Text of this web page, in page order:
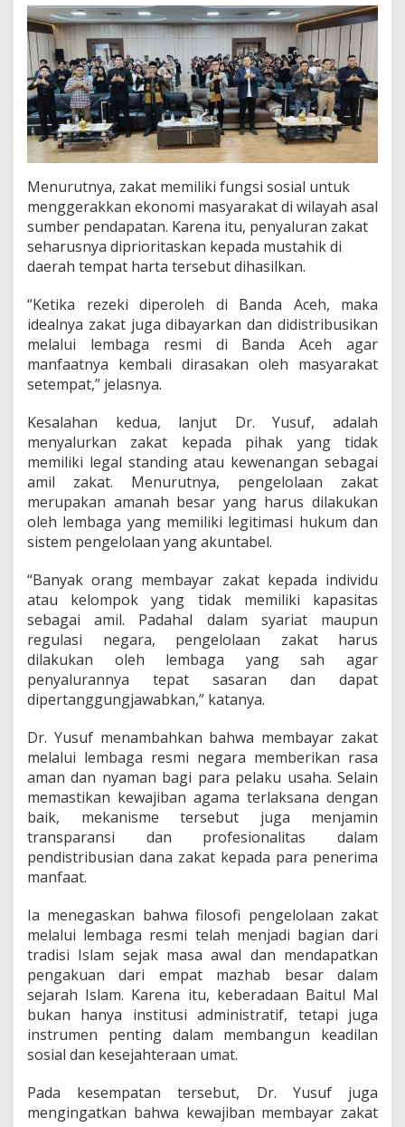
Menurutnya, zakat memiliki fungsi sosial untuk
menggerakkan ekonomi masyarakat di wilayah asal
sumber pendapatan. Karena itu, penyaluran zakat
seharusnya diprioritaskan kepada mustahik di
daerah tempat harta tersebut dihasilkan.
“Ketika rezeki diperoleh di Banda Aceh, maka
idealnya zakat juga dibayarkan dan didistribusikan
melalui lembaga resmi di Banda Aceh agar
manfaatnya kembali dirasakan oleh masyarakat
setempat,” jelasnya.
Kesalahan kedua, lanjut Dr. Yusuf, adalah
menyalurkan zakat kepada pihak yang tidak
memiliki legal standing atau kewenangan sebagai
amil zakat. Menurutnya, pengelolaan zakat
merupakan amanah besar yang harus dilakukan
oleh lembaga yang memiliki legitimasi hukum dan
sistem pengelolaan yang akuntabel.
“Banyak orang membayar zakat kepada individu
atau kelompok yang tidak memiliki kapasitas
sebagai amil. Padahal dalam syariat maupun
regulasi negara, pengelolaan zakat harus
dilakukan oleh lembaga yang sah agar
penyalurannya tepat sasaran dan dapat
dipertanggungjawabkan,” katanya.
Dr. Yusuf menambahkan bahwa membayar zakat
melalui lembaga resmi negara memberikan rasa
aman dan nyaman bagi para pelaku usaha. Selain
memastikan kewajiban agama terlaksana dengan
baik, mekanisme tersebut juga menjamin
transparansi dan profesionalitas dalam
pendistribusian dana zakat kepada para penerima
manfaat.
Ia menegaskan bahwa filosofi pengelolaan zakat
melalui lembaga resmi telah menjadi bagian dari
tradisi Islam sejak masa awal dan mendapatkan
pengakuan dari empat mazhab besar dalam
sejarah Islam. Karena itu, keberadaan Baitul Mal
bukan hanya institusi administratif, tetapi juga
instrumen penting dalam membangun keadilan
sosial dan kesejahteraan umat.
Pada kesempatan tersebut, Dr. Yusuf juga
mengingatkan bahwa kewajiban membayar zakat